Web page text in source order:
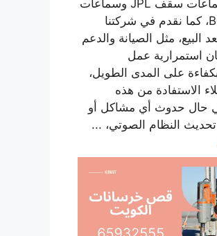
بلوتوث وسماعات سقف JPL وسماعات
سقف BOSE، كما نقدم في شركتنا
البيع، مثل الصيانة والدعم
استمرارية عمل
على المدى الطويل،
الاستفادة من هذه
حال حدوث أي مشاكل أو
تحديث النظام الصوتي، ...